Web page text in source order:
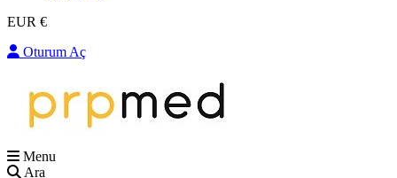
EUR €
Oturum Aç
Menu
Ara